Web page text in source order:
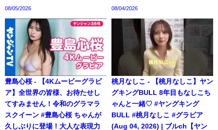
08/05/2026 08/04/2026
豊島心桜 - 【4Kムービーグラビ
ア】全世界の皆様、お待たせし
てすみません！令和のグラマラ
スクイーン #豊島心桜 ちゃんが
久しぶりに登場！大人な表現力
桃月なしこ - 【桃月なしこ】ヤン
グキングBULL 8年目もなしこち
ゃんと一緒♡ #ヤングキング
BULL #桃月なしこ #グラビア
(Aug 04, 2026) | ブルch【ヤン